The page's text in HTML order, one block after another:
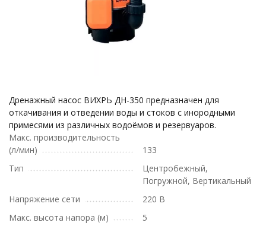
Дренажный насос ВИХРЬ ДН-350 предназначен для
откачивания и отведении воды и стоков с инородными
примесями из различных водоёмов и резервуаров.
Макс. производительность
(л/мин)
133
Тип
Центробежный,
Погружной, Вертикальный
Напряжение сети
220 В
Макс. высота напора (м)
5